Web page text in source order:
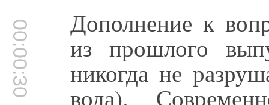
00:00:30 Дополнение к
из прошлого
никогда не
вода).